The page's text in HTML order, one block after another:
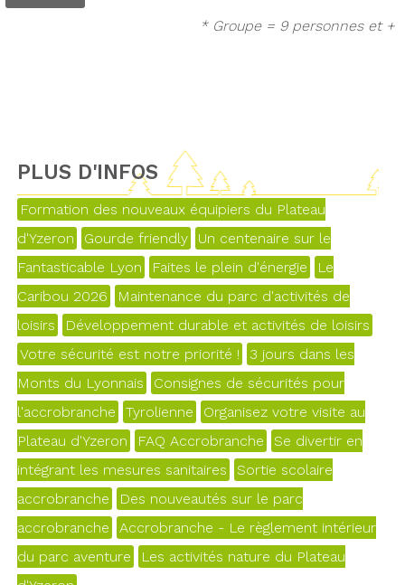
* Groupe = 9 personnes et +
PLUS D'INFOS
Formation des nouveaux équipiers du Plateau
d'Yzeron
Gourde friendly
Un centenaire sur le
Fantasticable Lyon
Faites le plein d'énergie
Le
Caribou 2026
Maintenance du parc d'activités de
loisirs
Développement durable et activités de loisirs
Votre sécurité est notre priorité !
3 jours dans les
Monts du Lyonnais
Consignes de sécurités pour
l'accrobranche
Tyrolienne
Organisez votre visite au
Plateau d'Yzeron
FAQ Accrobranche
Se divertir en
intégrant les mesures sanitaires
Sortie scolaire
accrobranche
Des nouveautés sur le parc
accrobranche
Accrobranche - Le règlement intérieur
du parc aventure
Les activités nature du Plateau